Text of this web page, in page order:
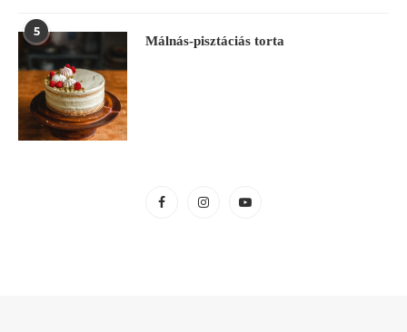
5
Málnás-pisztáciás torta